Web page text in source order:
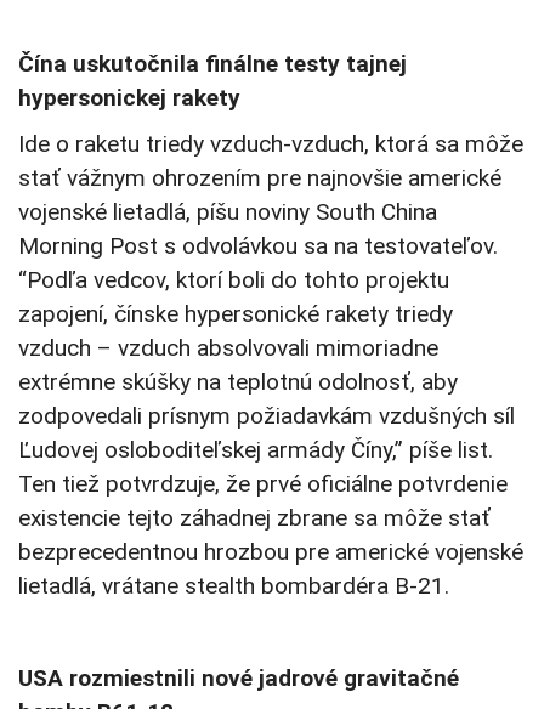
Čína uskutočnila finálne testy tajnej
hypersonickej rakety
Ide o raketu triedy vzduch-vzduch, ktorá sa môže
stať vážnym ohrozením pre najnovšie americké
vojenské lietadlá, píšu noviny South China
Morning Post s odvolávkou sa na testovateľov.
“Podľa vedcov, ktorí boli do tohto projektu
zapojení, čínske hypersonické rakety triedy
vzduch – vzduch absolvovali mimoriadne
extrémne skúšky na teplotnú odolnosť, aby
zodpovedali prísnym požiadavkám vzdušných síl
Ľudovej osloboditeľskej armády Číny,” píše list.
Ten tiež potvrdzuje, že prvé oficiálne potvrdenie
existencie tejto záhadnej zbrane sa môže stať
bezprecedentnou hrozbou pre americké vojenské
lietadlá, vrátane stealth bombardéra B-21.
USA rozmiestnili nové jadrové gravitačné